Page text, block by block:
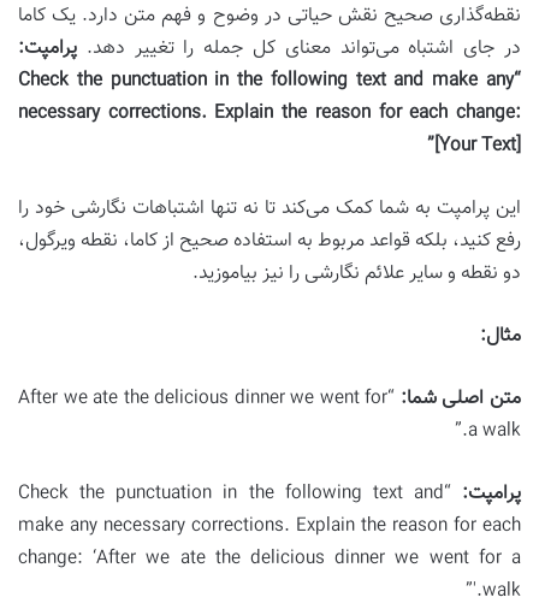
نقطه‌گذاری صحیح نقش حیاتی در وضوح و فهم متن دارد. یک کاما
در جای اشتباه می‌تواند معنای کل جمله را تغییر دهد. پرامپت:
“Check the punctuation in the following text and make any
necessary corrections. Explain the reason for each change:
[Your Text]”
این پرامپت به شما کمک می‌کند تا نه تنها اشتباهات نگارشی خود را
رفع کنید، بلکه قواعد مربوط به استفاده صحیح از کاما، نقطه ویرگول،
دو نقطه و سایر علائم نگارشی را نیز بیاموزید.
مثال:
متن اصلی شما: “After we ate the delicious dinner we went for
a walk.”
پرامپت:
“Check the punctuation in the following text and
make any necessary corrections. Explain the reason for each
change: ‘After we ate the delicious dinner we went for a
walk.'”